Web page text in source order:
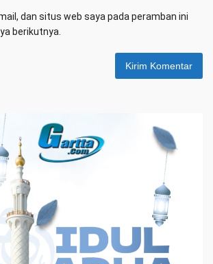
dan situs web saya pada peramban ini
berikutnya.